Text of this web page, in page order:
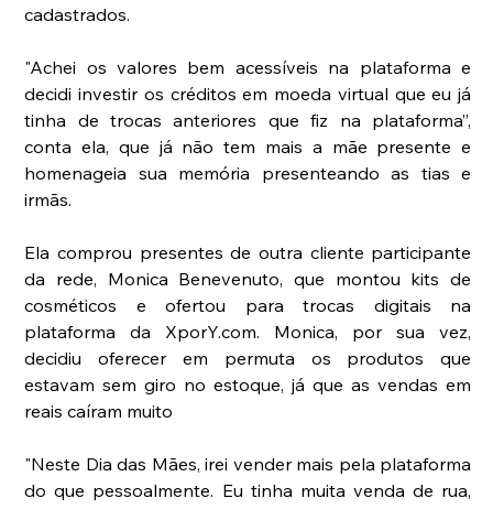
cadastrados.
"Achei os valores bem acessíveis na plataforma e
decidi investir os créditos em moeda virtual que eu já
tinha de trocas anteriores que fiz na plataforma”,
conta ela, que já não tem mais a mãe presente e
homenageia sua memória presenteando as tias e
irmãs.
Ela comprou presentes de outra cliente participante
da rede, Monica Benevenuto, que montou kits de
cosméticos e ofertou para trocas digitais na
plataforma da XporY.com. Monica, por sua vez,
decidiu oferecer em permuta os produtos que
estavam sem giro no estoque, já que as vendas em
reais caíram muito
"Neste Dia das Mães, irei vender mais pela plataforma
do que pessoalmente. Eu tinha muita venda de rua,